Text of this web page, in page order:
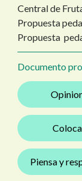
Central de
Propuesta
Propuesta
Documento
Coloca
Piensa y